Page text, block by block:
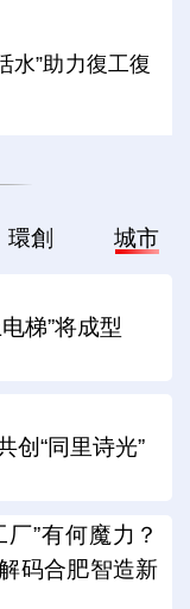
水”助力復工復
環創 城市
梯”将成型
创“同里诗光”
”有何魔力？
码合肥智造新